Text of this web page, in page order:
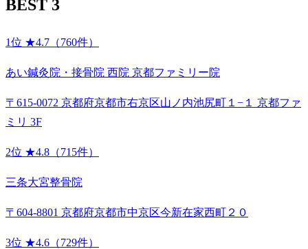
BEST 3
1位 ★4.7（760件）
あい鍼灸院・接骨院 西院 京都ファミリー院
〒615-0072 京都府京都市右京区山ノ内池尻町１−１ 京都ファ
ミリ 3F
2位 ★4.8（715件）
三条大宮整骨院
〒604-8801 京都府京都市中京区今新在家西町２０
3位 ★4.6（729件）